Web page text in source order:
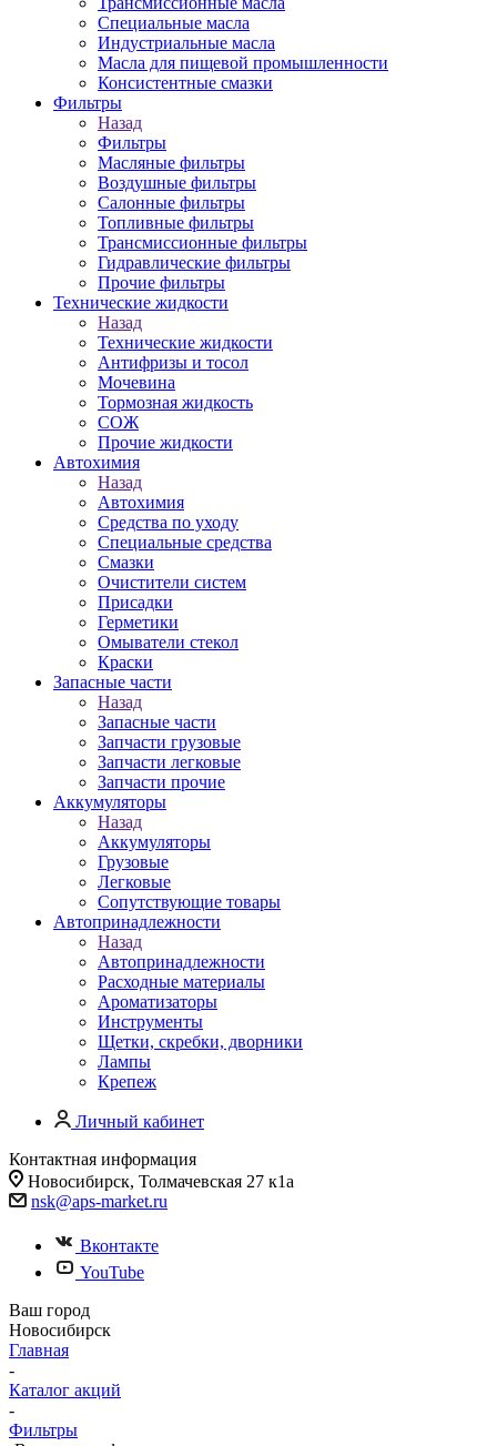
Специальные масла
Индустриальные масла
Масла для пищевой промышленности
Консистентные смазки
Фильтры
Назад
Фильтры
Масляные фильтры
Воздушные фильтры
Салонные фильтры
Топливные фильтры
Трансмиссионные фильтры
Гидравлические фильтры
Прочие фильтры
Технические жидкости
Назад
Технические жидкости
Антифризы и тосол
Мочевина
Тормозная жидкость
СОЖ
Прочие жидкости
Автохимия
Назад
Автохимия
Средства по уходу
Специальные средства
Смазки
Очистители систем
Присадки
Герметики
Омыватели стекол
Краски
Запасные части
Назад
Запасные части
Запчасти грузовые
Запчасти легковые
Запчасти прочие
Аккумуляторы
Назад
Аккумуляторы
Грузовые
Легковые
Сопутствующие товары
Автопринадлежности
Назад
Автопринадлежности
Расходные материалы
Ароматизаторы
Инструменты
Щетки, скребки, дворники
Лампы
Крепеж
Личный кабинет
Контактная информация
Новосибирск, Толмачевская 27 к1а
nsk@aps-market.ru
Вконтакте
YouTube
Ваш город
Новосибирск
Главная
-
Каталог акций
-
Фильтры